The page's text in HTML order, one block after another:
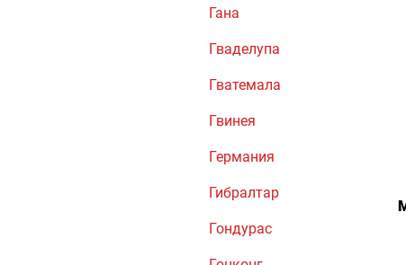
Гана
Гваделупа
Гватемала
Гвинея
Германия
Гибралтар
Гондурас